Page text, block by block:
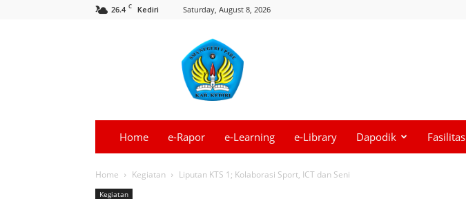
26.4 C Kediri Saturday, August 8, 2026
–
Kediri
Home e-Rapor e-Learning e-Library Dapodik Fasilitas
Home Kegiatan Liputan KTS 1; Kolaborasi Sport, ICT dan Seni
Kegiatan